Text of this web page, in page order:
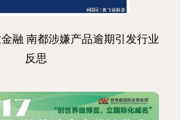
融 南都涉嫌产品逾期引发行业
反思